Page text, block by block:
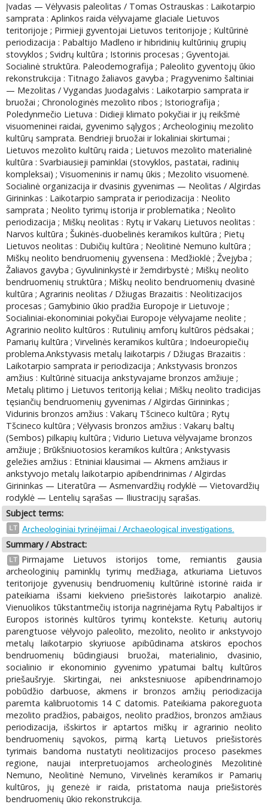
Įvadas — Vėlyvasis paleolitas / Tomas Ostrauskas : Laikotarpio
samprata : Aplinkos raida vėlyvajame glaciale Lietuvos
teritorijoje ; Pirmieji gyventojai Lietuvos teritorijoje ; Kultūrinė
periodizacija : Pabaltijo Madleno ir hibridinių kultūrinių grupių
stovyklos ; Svidrų kultūra ; Istorinis procesas ; Gyventojai.
Socialinė struktūra. Paleodemografija ; Paleolito gyventojų ūkio
rekonstrukcija : Titnago žaliavos gavyba ; Pragyvenimo šaltiniai
— Mezolitas / Vygandas Juodagalvis : Laikotarpio samprata ir
bruožai ; Chronologinės mezolito ribos ; Istoriografija ;
Poledynmečio Lietuva : Didieji klimato pokyčiai ir jų reikšmė
visuomeninei raidai, gyvenimo sąlygos ; Archeologinių mezolito
kultūrų samprata. Bendrieji bruožai ir lokaliniai skirtumai ;
Lietuvos mezolito kultūrų raida ; Lietuvos mezolito materialinė
kultūra : Svarbiausieji paminklai (stovyklos, pastatai, radinių
kompleksai) ; Visuomeninis ir namų ūkis ; Mezolito visuomenė.
Socialinė organizacija ir dvasinis gyvenimas — Neolitas / Algirdas
Girininkas : Laikotarpio samprata ir periodizacija : Neolito
samprata ; Neolito tyrimų istorija ir problematika ; Neolito
periodizacija ; Miškų neolitas : Rytų ir Vakarų Lietuvos neolitas :
Narvos kultūra ; Šukinės-duobelinės keramikos kultūra ; Pietų
Lietuvos neolitas : Dubičių kultūra ; Neolitinė Nemuno kultūra ;
Miškų neolito bendruomenių gyvensena : Medžioklė ; Žvejyba ;
Žaliavos gavyba ; Gyvulininkystė ir žemdirbystė ; Miškų neolito
bendruomenių struktūra ; Miškų neolito bendruomenių dvasinė
kultūra ; Agrarinis neolitas / Džiugas Brazaitis : Neolitizacijos
procesas ; Gamybinio ūkio pradžia Europoje ir Lietuvoje ;
Socialiniai-ekonominiai pokyčiai Europoje vėlyvajame neolite ;
Agrarinio neolito kultūros : Rutulinių amforų kultūros pėdsakai ;
Pamarių kultūra ; Virvelinės keramikos kultūra ; Indoeuropiečių
problema.Ankstyvasis metalų laikotarpis / Džiugas Brazaitis :
Laikotarpio samprata ir periodizacija ; Ankstyvasis bronzos
amžius : Kultūrinė situacija ankstyvajame bronzos amžiuje ;
Metalų plitimo į Lietuvos teritoriją keliai ; Miškų neolito tradicijas
tęsiančių bendruomenių gyvenimas / Algirdas Girininkas ;
Vidurinis bronzos amžius : Vakarų Tšcineco kultūra ; Rytų
Tšcineco kultūra ; Vėlyvasis bronzos amžius : Vakarų baltų
(Sembos) pilkapių kultūra ; Vidurio Lietuva vėlyvajame bronzos
amžiuje ; Brūkšniuotosios keramikos kultūra ; Ankstyvasis
geležies amžius : Etniniai klausimai — Akmens amžiaus ir
ankstyvojo metalų laikotarpio apibendrinimas / Algirdas
Girininkas — Literatūra — Asmenvardžių rodyklė — Vietovardžių
rodyklė — Lentelių sąrašas — Iliustracijų sąrašas.
Subject terms:
LT Archeologiniai tyrinėjimai / Archaeological investigations.
Summary / Abstract:
LT
Pirmajame Lietuvos istorijos tome, remiantis gausia
archeologinių paminklų tyrimų medžiaga, atkuriama Lietuvos
teritorijoje gyvenusių bendruomenių kultūrinė istorinė raida ir
pateikiama išsami kiekvieno priešistorės laikotarpio analizė.
Vienuolikos tūkstantmečių istorija nagrinėjama Rytų Pabaltijos ir
Europos istorinės kultūros tyrimų kontekste. Keturių autorių
parengtuose vėlyvojo paleolito, mezolito, neolito ir ankstyvojo
metalų laikotarpio skyriuose apibūdinama atskiros epochos
bendruomenių būdingiausi bruožai, materialinio, dvasinio,
socialinio ir ekonominio gyvenimo ypatumai baltų kultūros
priešaušryje. Skirtingai, nei ankstesniuose apibendrinamojo
pobūdžio darbuose, akmens ir bronzos amžių periodizacija
paremta kalibruotomis 14 C datomis. Pateikiama pakoreguota
mezolito pradžios, pabaigos, neolito pradžios, bronzos amžiaus
periodizacija, išskirtos ir aptartos miškų ir agrarinio neolito
bendruomenių sąvokos, pirmą kartą Lietuvos priešistorės
tyrimais bandoma nustatyti neolitizacijos proceso pasekmes
regione, naujai interpretuojamos archeologinės Mezolitinė
Nemuno, Neolitinė Nemuno, Virvelinės keramikos ir Pamarių
kultūros, jų genezė ir raida, pristatoma nauja priešistorės
bendruomenių ūkio rekonstrukcija.